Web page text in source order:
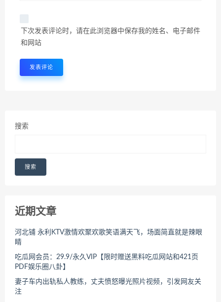
下次发表评论时，请在此浏览器中保存我的姓名、电子邮件
和网站
搜索
搜索
近期文章
河北铺 永利KTV激情欢聚欢歌笑语满天飞，场面简直就是辣眼
睛
吃瓜网会员：29.9/永久VIP【限时赠送黑料吃瓜网站和421页
PDF娱乐圈八卦】
妻子车内出轨私人教练，丈夫愤怒曝光照片视频，引发网友关
注